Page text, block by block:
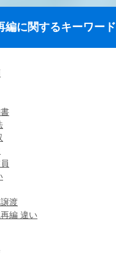
編に関するキーワード
渡
編 違い